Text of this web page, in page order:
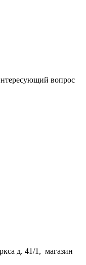
вопрос
д. 41/1, магазин